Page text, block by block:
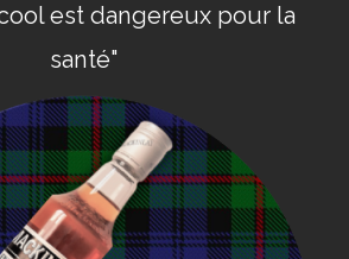
est dangereux pour la
santé"